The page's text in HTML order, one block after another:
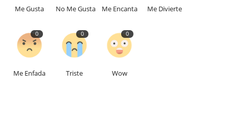
Me Gusta No Me Gusta Me Encanta Me Divierte
0
Me Enfada
0
Triste
0
Wow